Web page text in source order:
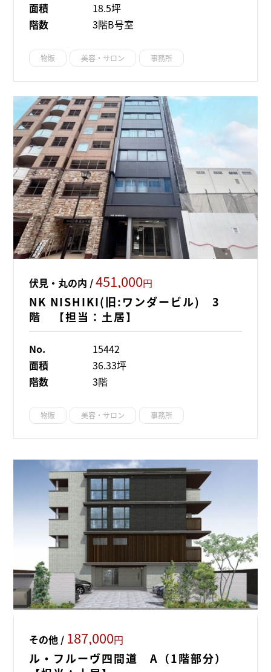
面積
18.5坪
階数
3階B号室
物販 美容・サロン 事務所
伏見・丸の内 /451,000円
NK NISHIKI(旧:ワンダービル) 3
階 【担当：土居】
No.
15442
面積
36.33坪
階数
3階
物販 美容・サロン 事務所
その他 / 187,000円
ル・フルーヴ四間道 A（1階部分）